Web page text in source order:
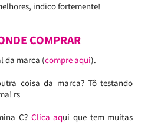
indico fortemente!
COMPRAR
da marca (compre aqui).
coisa da marca? Tô testando
rs
C? Clica aqui que tem muitas